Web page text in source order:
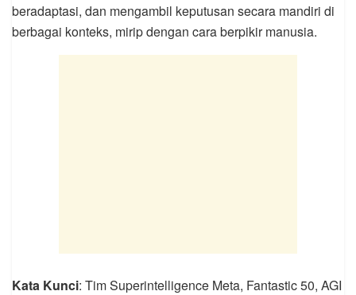
beradaptasi, dan mengambil keputusan secara mandiri di
berbagai konteks, mirip dengan cara berpikir manusia.
Kata Kunci: Tim Superintelligence Meta, Fantastic 50, AGI